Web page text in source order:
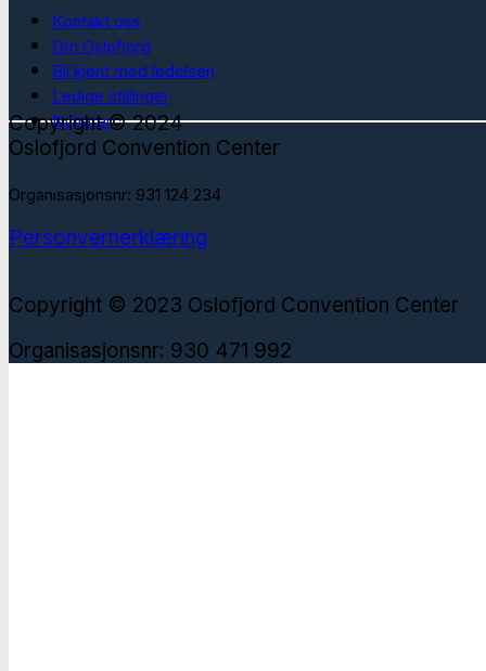
Kontakt oss
Om Oslofjord
Bli kjent med ledelsen
Ledige stillinger
Nyheter
Copyright © 2024
Oslofjord Convention Center
Organisasjonsnr: 931 124 234
Personvernerklæring
Copyright © 2023 Oslofjord Convention Center
Organisasjonsnr: 930 471 992